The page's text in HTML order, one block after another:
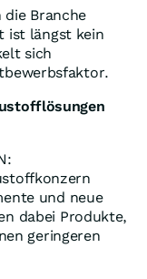
Branche
ist längst kein
sich
und neue
dabei Produkte,
geringeren